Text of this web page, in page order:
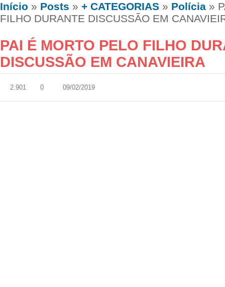
Início » Posts » + CATEGORIAS » Polícia »
FILHO DURANTE DISCUSSÃO EM
PAI É MORTO PELO FILHO
DISCUSSÃO EM CANAVIEIRA
2.901 0 09/02/2019